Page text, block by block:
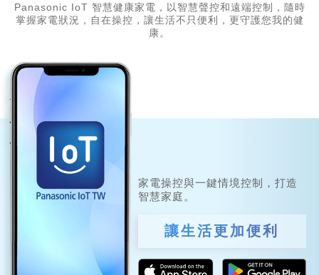
Panasonic IoT 智慧健康家電，以智慧聲控和遠端控制， 隨時
掌握家電狀況，自在操控，讓生活不只便利，更守護您我的健
康。
家電操控與一鍵情境控制，打造
智慧家庭。
讓生活更加便利